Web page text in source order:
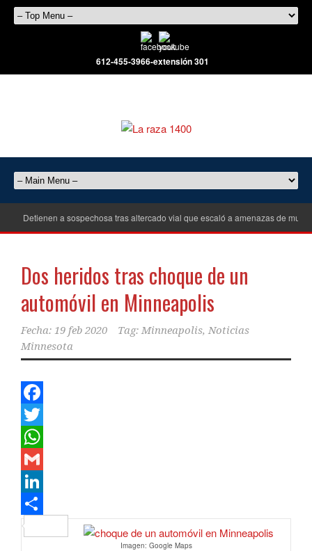
612-455-3966-extensión 301
Detienen a sospechosa tras altercado vial que escaló a amenazas de
Dos heridos tras choque de un
automóvil en Minneapolis
Fecha: 19 feb 2020 Tag: Minneapolis, Noticias
Minnesota
Facebook
Twitter
WhatsApp
Gmail
LinkedIn
Compartir
Imagen: Google Maps